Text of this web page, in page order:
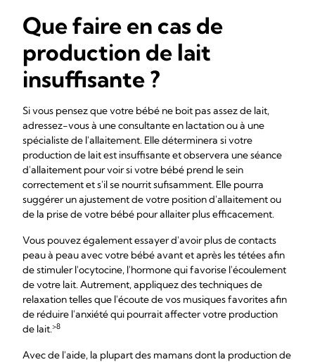
Que faire en cas de
production de lait
insuffisante ?
Si vous pensez que votre bébé ne boit pas assez de lait,
adressez-vous à une consultante en lactation ou à une
spécialiste de l'allaitement. Elle déterminera si votre
production de lait est insuffisante et observera une séance
d'allaitement pour voir si votre bébé prend le sein
correctement et s'il se nourrit sufisamment. Elle pourra
suggérer un ajustement de votre position d'allaitement ou
de la prise de votre bébé pour allaiter plus efficacement.
Vous pouvez également essayer d'avoir plus de contacts
peau à peau avec votre bébé avant et après les tétées afin
de stimuler l'ocytocine, l'hormone qui favorise l'écoulement
de votre lait. Autrement, appliquez des techniques de
relaxation telles que l'écoute de vos musiques favorites afin
de réduire l'anxiété qui pourrait affecter votre production
de lait.>8
Avec de l'aide, la plupart des mamans dont la production de